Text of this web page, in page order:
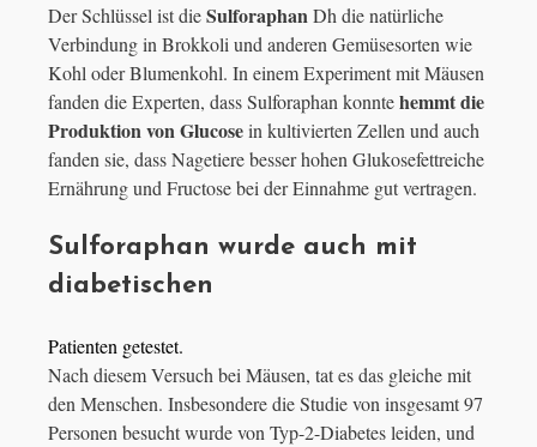
Der Schlüssel ist dieSulforaphanDh die natürliche
Verbindung in Brokkoli und anderen Gemüsesorten wie
Kohl oder Blumenkohl. In einem Experiment mit Mäusen
fanden die Experten, dass Sulforaphan konntehemmt die
Produktion von Glucosein kultivierten Zellen und auch
fanden sie, dass Nagetiere besser hohen Glukosefettreiche
Ernährung und Fructose bei der Einnahme gut vertragen.
Sulforaphan wurde auch mit
diabetischen
Patienten getestet.
Nach diesem Versuch bei Mäusen, tat es das gleiche mit
den Menschen. Insbesondere die Studie von insgesamt 97
Personen besucht wurde von Typ-2-Diabetes leiden, und